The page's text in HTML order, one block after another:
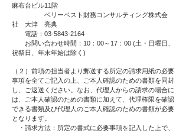
麻布台ビル11階
ベリーベスト財務コンサルティング株式会
社 大津 亮典
電話：03-5843-2164
お問い合わせ時間：10：00～17：00 (土・日曜日、
祝祭日、年末年始は除く)
（２）前項の担当者より郵送する所定の請求用紙の必要
事項を全てご記入の上、ご本人確認のための書類を同封
し、ご返送ください。なお、代理人からの請求の場合に
は、ご本人確認のための書類に加えて、代理権限を確認
できる書類及び代理人のご本人確認のための書類が必要
となります。
・請求方法：所定の書式に必要事項を記入した上で、